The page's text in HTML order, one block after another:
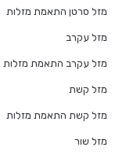
מזל סרטן התאמת מזלות
מזל עקרב
מזל עקרב התאמת מזלות
מזל קשת
מזל קשת התאמת מזלות
מזל שור